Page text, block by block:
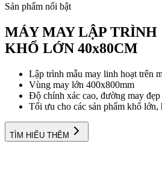
Sản phẩm nổi bật
MÁY MAY LẬP TRÌNH
KHỔ LỚN 40x80CM
Lập trình mẫu may linh hoạt trên
Vùng may lớn 400x800mm
Độ chính xác cao, đường may đẹp
Tối ưu cho các sản phẩm khổ lớn,
TÌM HIỂU THÊM